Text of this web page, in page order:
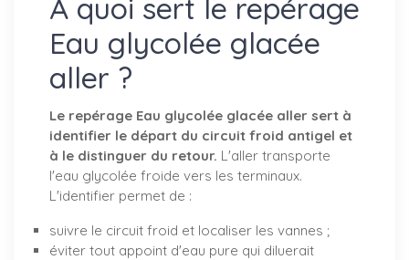
À quoi sert le repérage
Eau glycolée glacée
aller ?
Le repérage Eau glycolée glacée aller sert à
identifier le départ du circuit froid antigel et
à le distinguer du retour. L'aller transporte
l'eau glycolée froide vers les terminaux.
L'identifier permet de :
suivre le circuit froid et localiser les vannes ;
éviter tout appoint d'eau pure qui diluerait